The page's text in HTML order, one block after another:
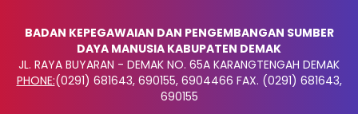
BADAN KEPEGAWAIAN DAN PENGEMBANGAN SUMBER
DAYA MANUSIA KABUPATEN DEMAK
JL. RAYA BUYARAN - DEMAK NO. 65A KARANGTENGAH DEMAK
PHONE:(0291) 681643, 690155, 6904466 FAX. (0291) 681643,
690155